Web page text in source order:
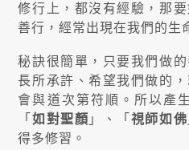
修行上，都沒有經驗，那
善行，經常出現在我們的生
秘訣很簡單，只要我們做
長所承許、希望我們做的
會與道次第符順。所以產
「 如對聖顏 」、「 視師如佛
得多修習。